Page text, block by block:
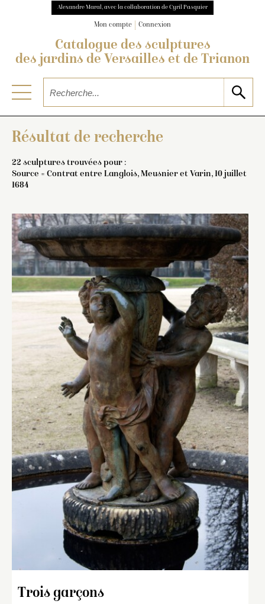
Alexandre Maral, avec la collaboration de Cyril Pasquier
Mon compte Connexion
Catalogue des sculptures
des jardins de Versailles et de Trianon
Résultat de recherche
22 sculptures trouvées pour :
Source = Contrat entre Langlois, Meusnier et Varin, 10 juillet
1684
Trois garçons